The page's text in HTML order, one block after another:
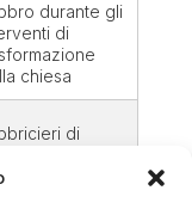
durante gli
di
chiesa
di